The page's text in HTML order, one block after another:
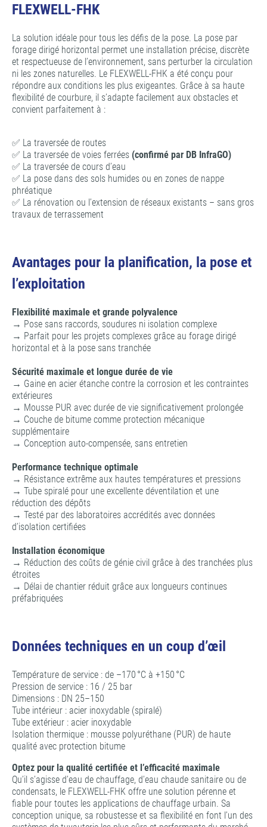
FLEXWELL-FHK
La solution idéale pour tous les défis de la pose. La pose par
forage dirigé horizontal permet une installation précise, discrète
et respectueuse de l’environnement, sans perturber la circulation
ni les zones naturelles. Le FLEXWELL-FHK a été conçu pour
répondre aux conditions les plus exigeantes. Grâce à sa haute
flexibilité de courbure, il s’adapte facilement aux obstacles et
convient parfaitement à :
✅ La traversée de routes
✅ La traversée de voies ferrées (confirmé par DB InfraGO)
✅ La traversée de cours d’eau
✅ La pose dans des sols humides ou en zones de nappe
phréatique
✅ La rénovation ou l’extension de réseaux existants – sans gros
travaux de terrassement
Avantages pour la planification, la pose et
l’exploitation
Flexibilité maximale et grande polyvalence
→ Pose sans raccords, soudures ni isolation complexe
→ Parfait pour les projets complexes grâce au forage dirigé
horizontal et à la pose sans tranchée
Sécurité maximale et longue durée de vie
→ Gaine en acier étanche contre la corrosion et les contraintes
extérieures
→ Mousse PUR avec durée de vie significativement prolongée
→ Couche de bitume comme protection mécanique
supplémentaire
→ Conception auto-compensée, sans entretien
Performance technique optimale
→ Résistance extrême aux hautes températures et pressions
→ Tube spiralé pour une excellente déventilation et une
réduction des dépôts
→ Testé par des laboratoires accrédités avec données
d’isolation certifiées
Installation économique
→ Réduction des coûts de génie civil grâce à des tranchées plus
étroites
→ Délai de chantier réduit grâce aux longueurs continues
préfabriquées
Données techniques en un coup d’œil
Température de service : de –170 °C à +150 °C
Pression de service : 16 / 25 bar
Dimensions : DN 25–150
Tube intérieur : acier inoxydable (spiralé)
Tube extérieur : acier inoxydable
Isolation thermique : mousse polyuréthane (PUR) de haute
qualité avec protection bitume
Optez pour la qualité certifiée et l’efficacité maximale
Qu’il s’agisse d’eau de chauffage, d’eau chaude sanitaire ou de
condensats, le FLEXWELL-FHK offre une solution pérenne et
fiable pour toutes les applications de chauffage urbain. Sa
conception unique, sa robustesse et sa flexibilité en font l’un des